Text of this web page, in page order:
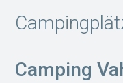
Camping